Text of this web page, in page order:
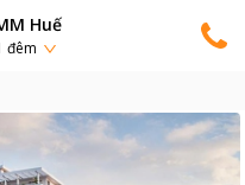
Huế
đêm